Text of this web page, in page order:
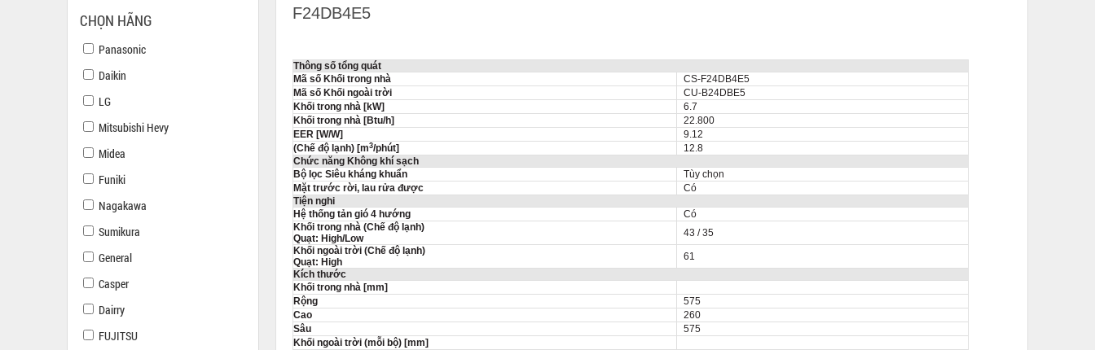
CHỌN HÃNG
Panasonic
Daikin
LG
Mitsubishi Hevy
Midea
Funiki
Nagakawa
Sumikura
General
Casper
Dairry
FUJITSU
F24DB4E5
Thông số tổng quát
Mã số Khối trong nhà
CS-F24DB4E5
Mã số Khối ngoài trời
CU-B24DBE5
Khối trong nhà [kW]
6.7
Khối trong nhà [Btu/h]
22.800
EER [W/W]
9.12
(Chế độ lạnh) [m3/phút]
12.8
Chức năng Không khí sạch
Bộ lọc Siêu kháng khuẩn
Tùy chọn
Mặt trước rời, lau rửa được
Có
Tiện nghi
Hệ thống tản gió 4 hướng
Có
Khối trong nhà (Chế độ lạnh)
Quạt: High/Low
43 / 35
Khối ngoài trời (Chế độ lạnh)
Quạt: High
61
Kích thước
Khối trong nhà [mm]
Rộng
575
Cao
260
Sâu
575
Khối ngoài trời (mỗi bộ) [mm]